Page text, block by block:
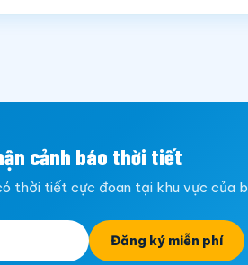
cảnh báo thời tiết
thời tiết cực đoan tại khu vực của
Đăng ký miễn phí